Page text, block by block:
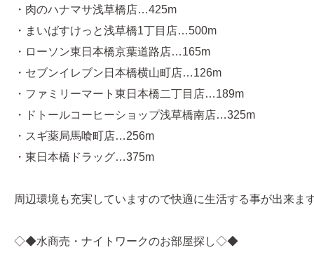
・肉のハナマサ浅草橋店…425m
・まいばすけっと浅草橋1丁目店…500m
・ローソン東日本橋京葉道路店…165m
・セブンイレブン日本橋横山町店…126m
・ファミリーマート東日本橋二丁目店…189m
・ドトールコーヒーショップ浅草橋南店…325m
・スギ薬局馬喰町店…256m
・東日本橋ドラッグ…375m
周辺環境も充実していますので快適に生活する事が出来ま
◇◆水商売・ナイトワークのお部屋探し◇◆